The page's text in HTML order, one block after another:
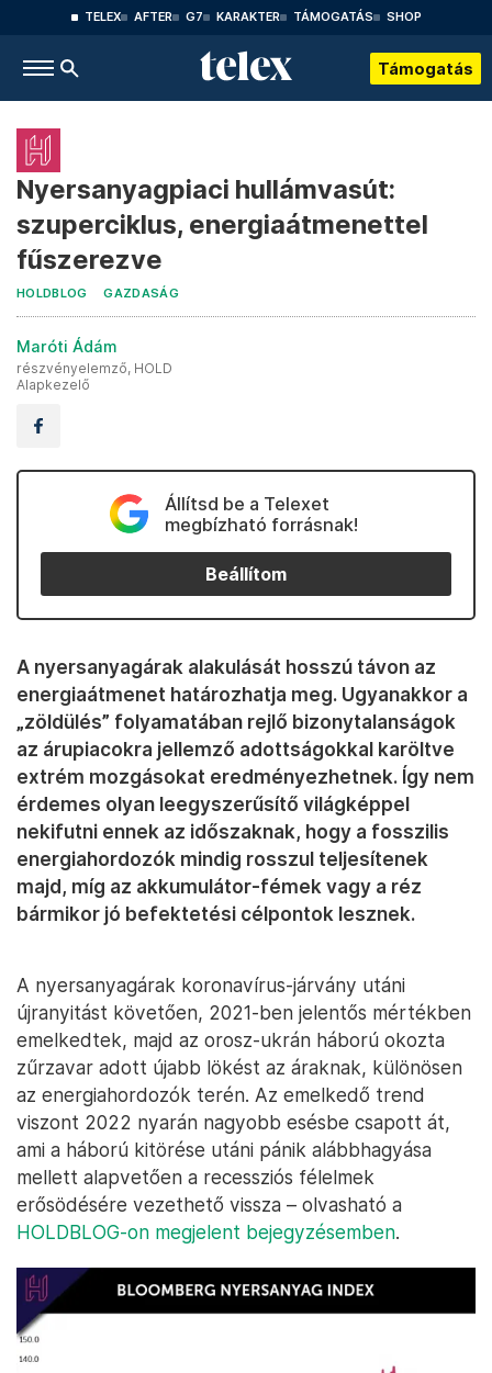
TELEX AFTER G7 KARAKTER TÁMOGATÁS SHOP
Támogatás
Nyersanyagpiaci hullámvasút:
szuperciklus, energiaátmenettel
fűszerezve
HOLDBLOG GAZDASÁG
Maróti Ádám
részvényelemző, HOLD
Alapkezelő
Állítsd be a Telexet
megbízható forrásnak!
Beállítom
A nyersanyagárak alakulását hosszú távon az
energiaátmenet határozhatja meg. Ugyanakkor a
„zöldülés” folyamatában rejlő bizonytalanságok
az árupiacokra jellemző adottságokkal karöltve
extrém mozgásokat eredményezhetnek. Így nem
érdemes olyan leegyszerűsítő világképpel
nekifutni ennek az időszaknak, hogy a fosszilis
energiahordozók mindig rosszul teljesítenek
majd, míg az akkumulátor-fémek vagy a réz
bármikor jó befektetési célpontok lesznek.
A nyersanyagárak koronavírus-járvány utáni
újranyitást követően, 2021-ben jelentős mértékben
emelkedtek, majd az orosz-ukrán háború okozta
zűrzavar adott újabb lökést az áraknak, különösen
az energiahordozók terén. Az emelkedő trend
viszont 2022 nyarán nagyobb esésbe csapott át,
ami a háború kitörése utáni pánik alábbhagyása
mellett alapvetően a recessziós félelmek
erősödésére vezethető vissza – olvasható a
HOLDBLOG-on megjelent bejegyzésemben.